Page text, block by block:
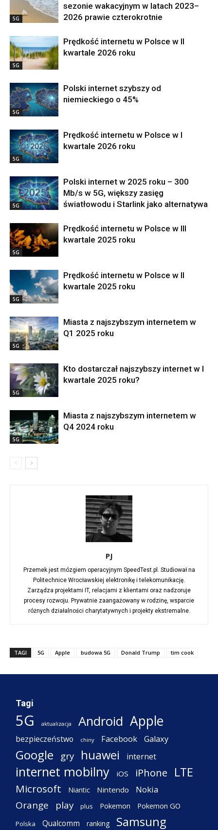
5G
sezonie wakacyjnym w latach 2023–
2026 prawie czterokrotnie
5G
Prędkość internetu w Polsce w II
kwartale 2026 roku
5G
Polski internet szybszy od
niemieckiego o 45%
5G
Prędkość internetu w Polsce w I
kwartale 2026 roku
5G
Polski internet w 2025 roku – 300
Mb/s w 5G, większy zasięg
światłowodu i Starlink jako alternatywa
5G
Prędkość internetu w Polsce w III
kwartale 2025 roku
5G
Prędkość internetu w Polsce w II
kwartale 2025 roku
5G
Miasta z najszybszym internetem w
Q1 2025 roku
5G
Kto dostarczał najszybszy internet w I
kwartale 2025 roku?
5G
Miasta z najszybszym internetem w
Q4 2024 roku
PJ
Przemek jest mózgiem operacyjnym SpeedTest.pl. Studiował na
Politechnice Wrocławskiej elektronikę i telekomunikację.
Zarządza projektami IT, relacjami z klientami oraz nadzoruje
procesy rozwoju. Prywatnie zaangażowany w rodzinę, wsparcie
różnych działalności charytatywnych i projekty ekstremalne.
TAGI 5G Apple budowa 5G Donald Trump tim cook
Tagi
5G aktualizacja Android Apple
bezpieczeństwo chiny Facebook Galaxy
Google gry huawei internet
internet mobilny iOS iPhone LTE
Microsoft Niantic Nintendo Nokia
Orange play plus Pokemon Pokemon GO
Polska Qualcomm ranking Samsung